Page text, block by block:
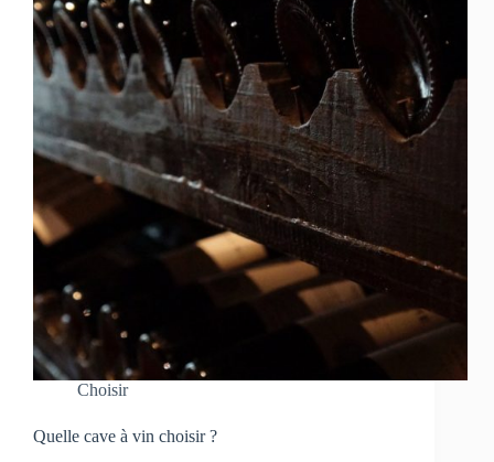
Choisir
Quelle cave à vin choisir ?